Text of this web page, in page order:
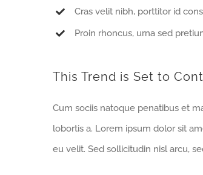
Cras velit nibh, porttitor id
Proin rhoncus, urna sed
This Trend is Set to
Cum sociis natoque penatibus et
lobortis a. Lorem ipsum dolor sit
eu velit. Sed sollicitudin nisl arcu,